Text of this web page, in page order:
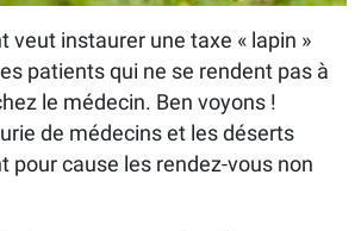
veut instaurer une taxe « lapin »
patients qui ne se rendent pas à
le médecin. Ben voyons !
de médecins et les déserts
pour cause les rendez-vous non